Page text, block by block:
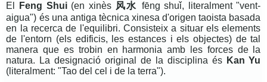
El
Feng Shui(en xinès 风水 fēng shuǐ, literalment "vent-
aigua") és una antiga tècnica xinesa d'origen taoista basada
en la recerca de l'equilibri. Consisteix a situar els elements
de l'entorn (els edificis, les estances i els objectes) de tal
manera que es trobin en harmonia amb les forces de la
natura. La designació original de la disciplina és Kan Yu
(literalment: "Tao del cel i de la terra").